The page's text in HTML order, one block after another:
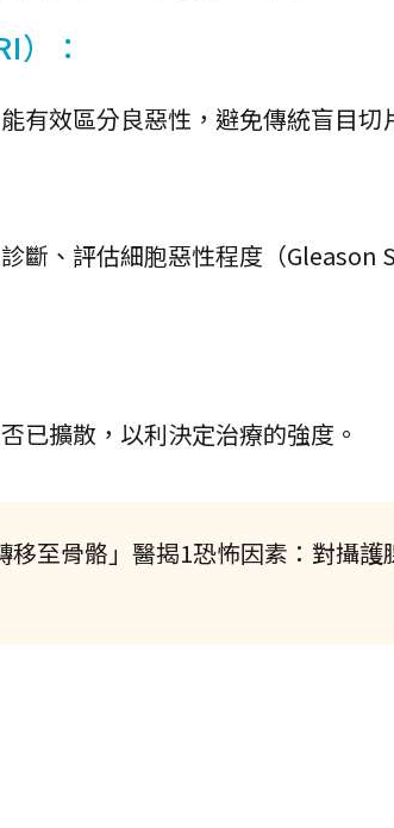
）：
有效區分良惡性，避免傳統盲目切
斷、評估細胞惡性程度（Gleason
已擴散，以利決定治療的強度。
至骨骼」醫揭1恐怖因素：對攝護